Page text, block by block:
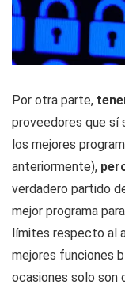
Por otra parte,
proveedores que sí
los mejores
anteriormente),
verdadero partido
mejor programa
límites respecto al
mejores funciones
ocasiones solo son